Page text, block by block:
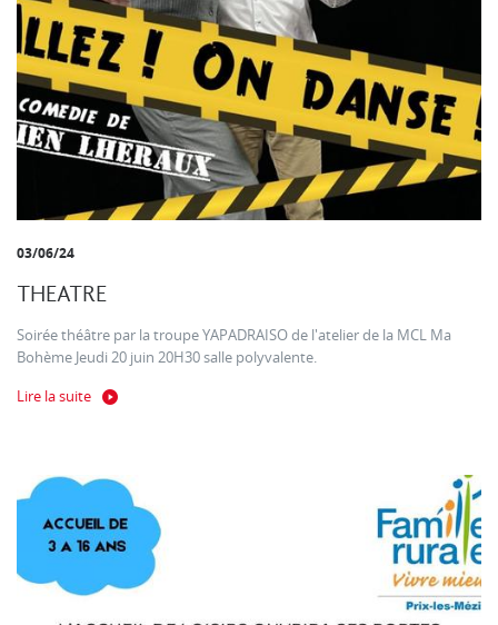
03/06/24
THEATRE
Soirée théâtre par la troupe YAPADRAISO de l'atelier de la MCL Ma
Bohème Jeudi 20 juin 20H30 salle polyvalente.
Lire la suite